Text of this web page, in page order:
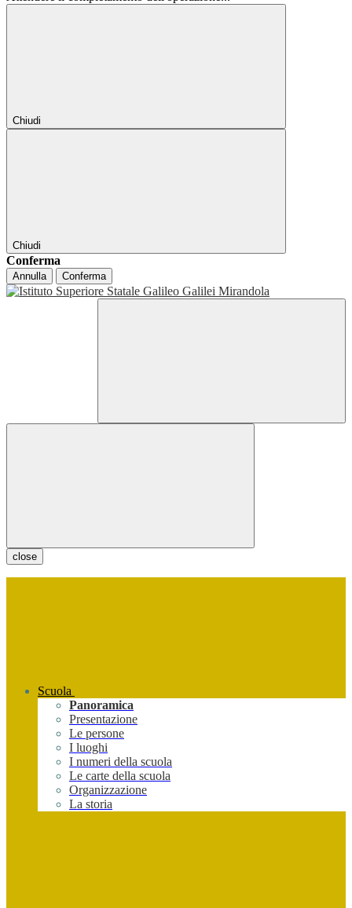
Chiudi
Chiudi
Conferma
Annulla Conferma
close
Scuola
Panoramica
Presentazione
Le persone
I luoghi
I numeri della scuola
Le carte della scuola
Organizzazione
La storia